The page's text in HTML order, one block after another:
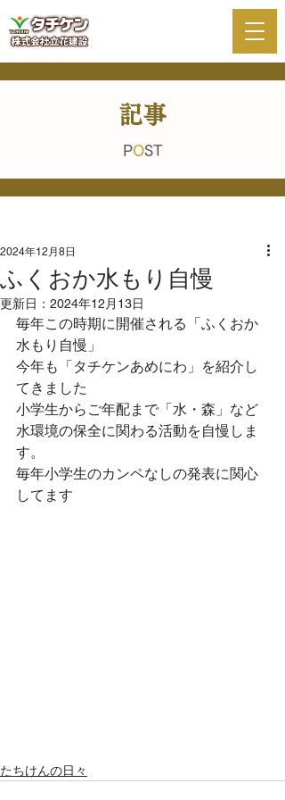
記事
POST
ふくおか水もり自慢
2024年12月8日
更新日： 2024年12月13日
毎年この時期に開催される「ふくおか
水もり自慢」
今年も「タチケンあめにわ」を紹介し
てきました
小学生からご年配まで「水・森」など
水環境の保全に関わる活動を自慢しま
す。
毎年小学生のカンペなしの発表に関心
してます
たちけんの日々